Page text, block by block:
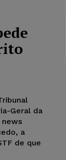
Geral da
a
de que